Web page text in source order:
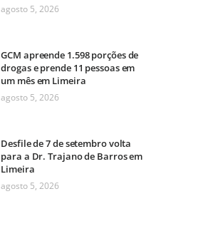
agosto 5, 2026
GCM apreende 1.598 porções de
drogas e prende 11 pessoas em
um mês em Limeira
agosto 5, 2026
Desfile de 7 de setembro volta
para a Dr. Trajano de Barros em
Limeira
agosto 5, 2026